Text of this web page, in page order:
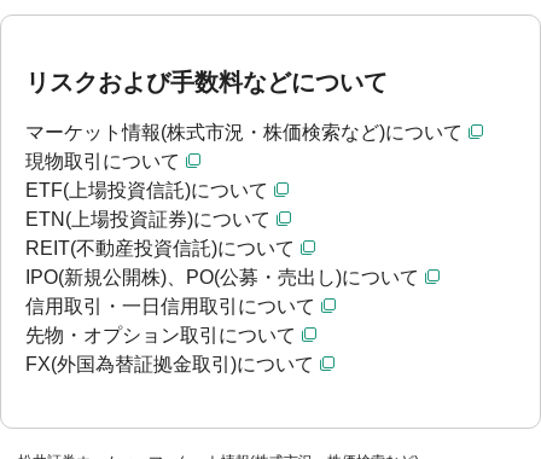
リスクおよび手数料などについて
マーケット情報(株式市況・株価検索など)について
現物取引について
ETF(上場投資信託)について
ETN(上場投資証券)について
REIT(不動産投資信託)について
IPO(新規公開株)、PO(公募・売出し)について
信用取引・一日信用取引について
先物・オプション取引について
FX(外国為替証拠金取引)について